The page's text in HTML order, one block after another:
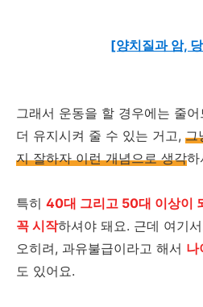
[양치질과 암,
그래서 운동을 할 경우에는 줄
더 유지시켜 줄 수 있는 거고, 그
지 잘하자 이런 개념으로 생각하
특히 40대 그리고 50대 이상이
꼭 시작하셔야 돼요. 근데 여기
오히려, 과유불급이라고 해서 나
도 있어요.